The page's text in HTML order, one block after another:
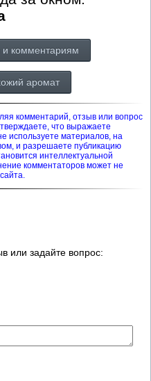
и комментариям
аромат
комментарий, отзыв или вопрос
что выражаете
используете материалов, на
и разрешаете публикацию
интеллектуальной
комментаторов может не
или задайте вопрос: